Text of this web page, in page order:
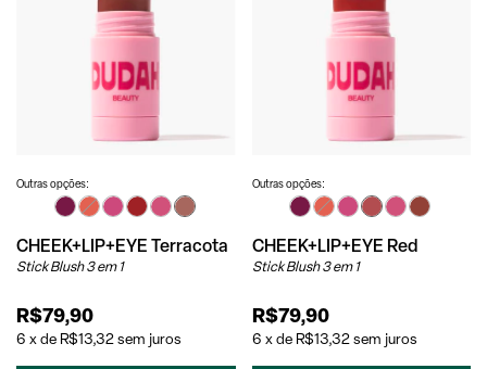
Outras opções:
CHEEK+LIP+EYE Terracota
Stick Blush 3 em 1
R$79,90
6 xde R$13,32sem juros
Outras opções:
CHEEK+LIP+EYE Red
Stick Blush 3 em 1
R$79,90
6 xde R$13,32sem juros